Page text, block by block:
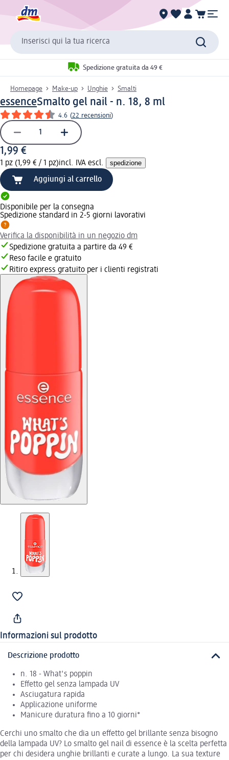
Inserisci qui la tua ricerca
Spedizione gratuita da 49 €
Homepage Make-up Unghie Smalti
essenceSmalto gel nail - n. 18, 8 ml
4.6 (22 recensioni)
1,99 €
1 pz (1,99 € / 1 pz)incl. IVA escl. spedizione
Aggiungi al carrello
Disponibile per la consegna
Spedizione standard in 2-5 giorni lavorativi
Verifica la disponibilità in un negozio dm
Spedizione gratuita a partire da 49 €
Reso facile e gratuito
Ritiro express gratuito per i clienti registrati
Informazioni sul prodotto
Descrizione prodotto
n. 18 - What's poppin
Effetto gel senza lampada UV
Asciugatura rapida
Applicazione uniforme
Manicure duratura fino a 10 giorni*
Cerchi uno smalto che dia un effetto gel brillante senza bisogno
della lampada UV? Lo smalto gel nail di essence è la scelta perfetta
per chi desidera unghie brillanti e curate a lungo. La sua texture